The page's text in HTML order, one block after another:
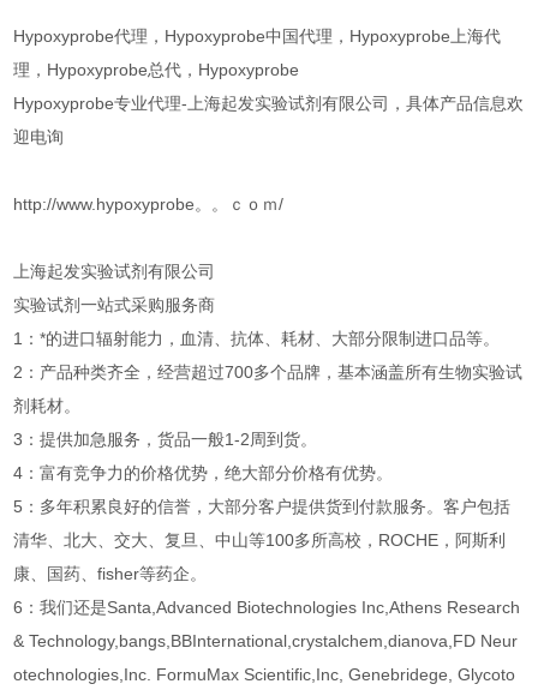
Hypoxyprobe代理，Hypoxyprobe中国代理，Hypoxyprobe上海代
理，Hypoxyprobe总代，Hypoxyprobe
Hypoxyprobe专业代理-上海起发实验试剂有限公司，具体产品信息欢
迎电询
http://www.hypoxyprobe。。ｃｏｍ/
上海起发实验试剂有限公司
实验试剂一站式采购服务商
1：*的进口辐射能力，血清、抗体、耗材、大部分限制进口品等。
2：产品种类齐全，经营超过700多个品牌，基本涵盖所有生物实验试
剂耗材。
3：提供加急服务，货品一般1-2周到货。
4：富有竞争力的价格优势，绝大部分价格有优势。
5：多年积累良好的信誉，大部分客户提供货到付款服务。客户包括
清华、北大、交大、复旦、中山等100多所高校，ROCHE，阿斯利
康、国药、fisher等药企。
6：我们还是Santa,Advanced Biotechnologies Inc,Athens Research
& Technology,bangs,BBInternational,crystalchem,dianova,FD Neur
otechnologies,Inc. FormuMax Scientific,Inc, Genebridege, Glycoto